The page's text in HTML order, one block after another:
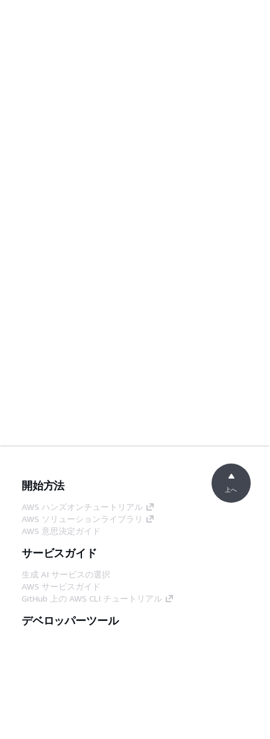
開始方法
AWS ハンズオンチュートリアル
AWS ソリューションライブラリ
AWS 意思決定ガイド
サービスガイド
生成 AI サービスの選択
AWS サービスガイド
GitHub 上の AWS CLI チュートリアル
デベロッパーツール
上へ